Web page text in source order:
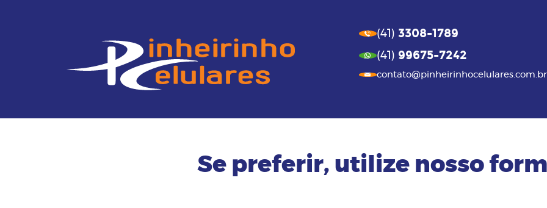
(41) 3308-1789
(41) 99675-7242
contato@pinheirinhocelulares.com.br
Se preferir, utilize nosso